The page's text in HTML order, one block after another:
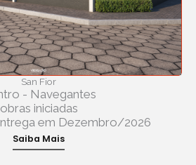
San Fior
- Navegantes
obras iniciadas
em Dezembro/2026
Saiba Mais